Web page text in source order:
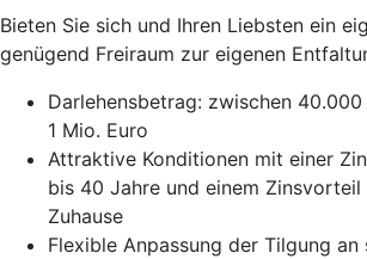
Bieten Sie sich und Ihren Liebsten ein
genügend Freiraum zur eigenen
Darlehensbetrag: zwischen
1 Mio. Euro
Attraktive Konditionen mit einer
bis 40 Jahre und einem
Zuhause
Flexible Anpassung der Tilgung